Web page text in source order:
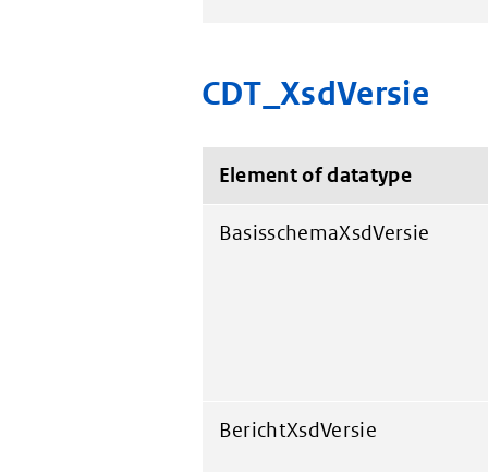
CDT_XsdVersie
Element of datatype
BasisschemaXsdVersie
BerichtXsdVersie